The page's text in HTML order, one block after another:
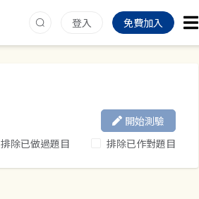
登入 免費加入
排除已做過題目 排除已作對題目
開始測驗